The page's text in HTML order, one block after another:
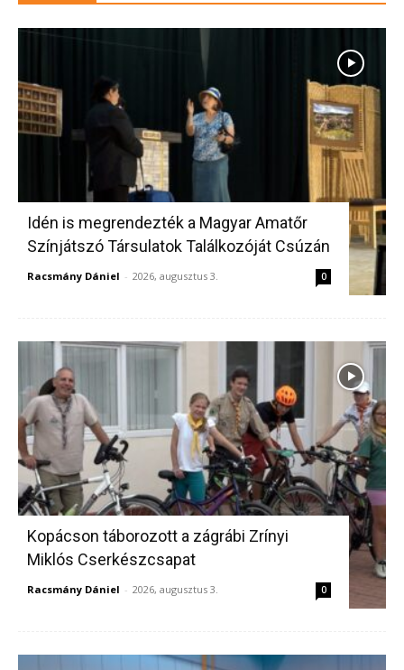
Idén is megrendezték a Magyar Amatőr
Színjátszó Társulatok Találkozóját Csúzán
Racsmány Dániel - 2026, augusztus 3. 0
Kopácson táborozott a zágrábi Zrínyi
Miklós Cserkészcsapat
Racsmány Dániel - 2026, augusztus 3. 0